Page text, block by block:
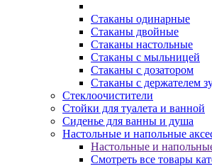
Стаканы одинарные
Стаканы двойные
Стаканы настольные
Стаканы с мыльницей
Стаканы с дозатором
Стаканы с держателем
Стеклоочистители
Стойки для туалета и ванной
Сиденье для ванны и душа
Настольные и напольные
Настольные и
Смотреть все товары